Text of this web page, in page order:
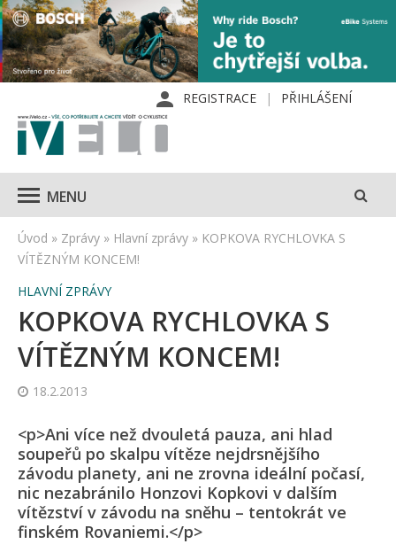
REGISTRACE PŘIHLÁŠENÍ
MENU
Úvod » Zprávy » Hlavní zprávy » KOPKOVA RYCHLOVKA S
VÍTĚZNÝM KONCEM!
HLAVNÍ ZPRÁVY
KOPKOVA RYCHLOVKA S
VÍTĚZNÝM KONCEM!
18.2.2013
<p>Ani více než dvouletá pauza, ani hlad
soupeřů po skalpu vítěze nejdrsnějšího
závodu planety, ani ne zrovna ideální počasí,
nic nezabránilo Honzovi Kopkovi v dalším
vítězství v závodu na sněhu – tentokrát ve
finském Rovaniemi.</p>